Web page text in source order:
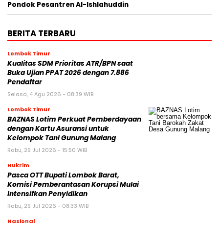
Pondok Pesantren Al-Ishlahuddin
BERITA TERBARU
Lombok Timur
Kualitas SDM Prioritas ATR/BPN saat
Buka Ujian PPAT 2026 dengan 7.886
Pendaftar
Selasa, 4 Agu 2026 - 08:39 WIB
Lombok Timur
BAZNAS Lotim Perkuat Pemberdayaan
dengan Kartu Asuransi untuk
Kelompok Tani Gunung Malang
Rabu, 29 Jul 2026 - 15:50 WIB
Hukrim
Pasca OTT Bupati Lombok Barat,
Komisi Pemberantasan Korupsi Mulai
Intensifkan Penyidikan
Rabu, 29 Jul 2026 - 08:33 WIB
Nasional